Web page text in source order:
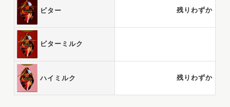
ビター 残りわずか
ビターミルク
ハイミルク 残りわずか